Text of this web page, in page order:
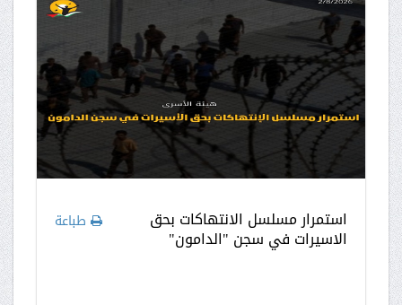
طباعة استمرار مسلسل الانتهاكات بحق
الاسيرات في سجن "الدامون"